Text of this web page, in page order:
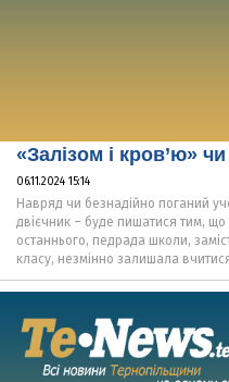
«Залізом і кров’ю»
06.11.2024 15:14
Навряд чи безнадійно поганий
двієчник – буде пишатися тим,
останнього, педрада школи,
класу, незмінно залишала